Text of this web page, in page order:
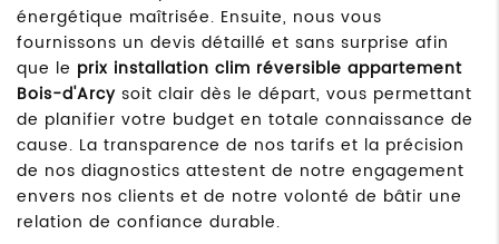
énergétique maîtrisée. Ensuite, nous vous
fournissons un devis détaillé et sans surprise afin
que le prix installation clim réversible appartement
Bois-d'Arcy soit clair dès le départ, vous permettant
de planifier votre budget en totale connaissance de
cause. La transparence de nos tarifs et la précision
de nos diagnostics attestent de notre engagement
envers nos clients et de notre volonté de bâtir une
relation de confiance durable.